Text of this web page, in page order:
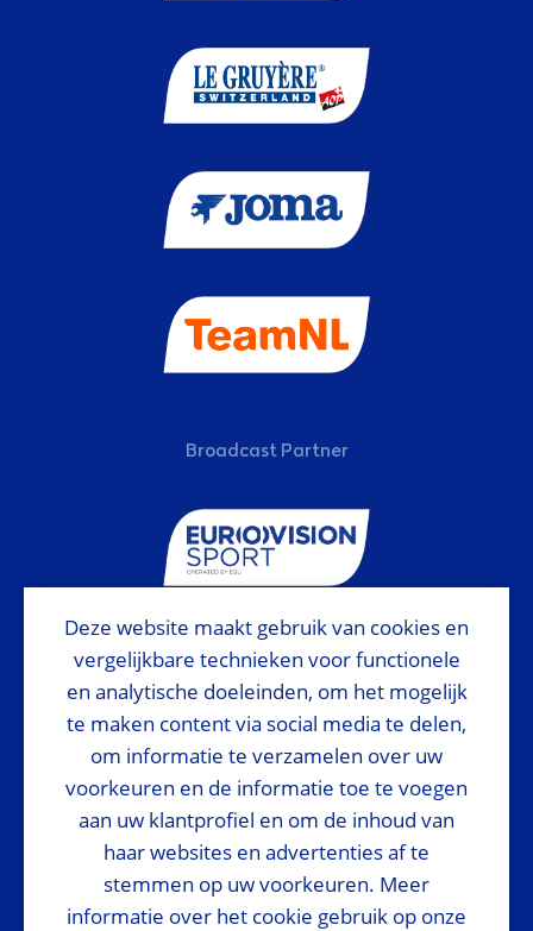
Broadcast Partner
Host Institutions
Deze website maakt gebruik van cookies en
vergelijkbare technieken voor functionele
en analytische doeleinden, om het mogelijk
te maken content via social media te delen,
om informatie te verzamelen over uw
voorkeuren en de informatie toe te voegen
aan uw klantprofiel en om de inhoud van
haar websites en advertenties af te
stemmen op uw voorkeuren. Meer
informatie over het cookie gebruik op onze